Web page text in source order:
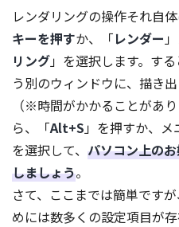
レンダリングの操作それ自
キーを押すか、「レンダー
リング」を選択します。す
う別のウィンドウに、描き
（※時間がかかることがあ
ら、「Alt+S 」を押すか、メ
を選択して、 パソコン上の
しましょう。
さて、ここまでは簡単です
めには数多くの設定項目が